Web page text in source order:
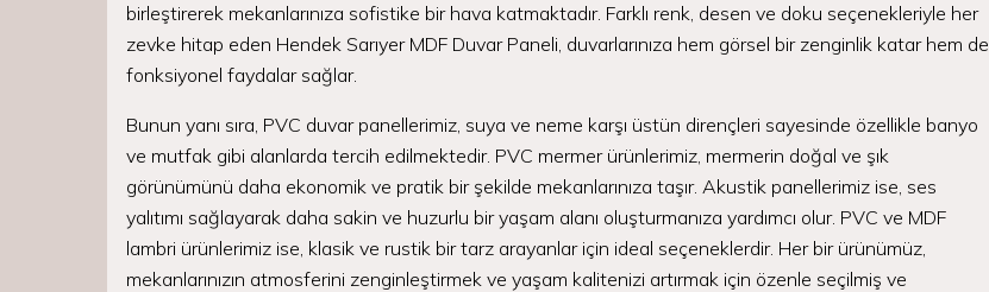
birleştirerek mekanlarınıza sofistike bir hava katmaktadır. Farklı renk, desen ve doku seçenekleriyle her
zevke hitap eden Hendek Sarıyer MDF Duvar Paneli, duvarlarınıza hem görsel bir zenginlik katar hem de
fonksiyonel faydalar sağlar.
Bunun yanı sıra, PVC duvar panellerimiz, suya ve neme karşı üstün dirençleri sayesinde özellikle banyo
ve mutfak gibi alanlarda tercih edilmektedir. PVC mermer ürünlerimiz, mermerin doğal ve şık
görünümünü daha ekonomik ve pratik bir şekilde mekanlarınıza taşır. Akustik panellerimiz ise, ses
yalıtımı sağlayarak daha sakin ve huzurlu bir yaşam alanı oluşturmanıza yardımcı olur. PVC ve MDF
lambri ürünlerimiz ise, klasik ve rustik bir tarz arayanlar için ideal seçeneklerdir. Her bir ürünümüz,
mekanlarınızın atmosferini zenginleştirmek ve yaşam kalitenizi artırmak için özenle seçilmiş ve